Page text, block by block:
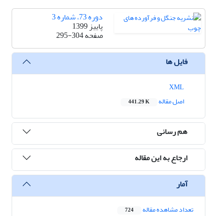
دوره 73، شماره 3
پاییز 1399
صفحه295-304
فایل ها
اصل مقاله
441.29 K
هم رسانی
ارجاع به این مقاله
آمار
تعداد مشاهده مقاله 724